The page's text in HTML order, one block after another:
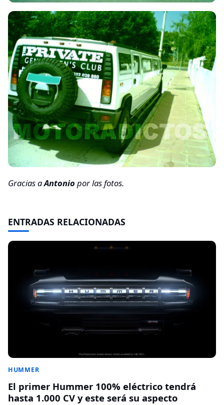
Gracias aAntonio por las fotos.
ENTRADAS RELACIONADAS
HUMMER
El primer Hummer 100% eléctrico tendrá
hasta 1.000 CV y este será su aspecto